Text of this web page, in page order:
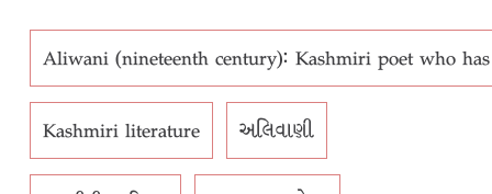
Aliwani (nineteenth century): Kashmiri poet who
Kashmiri literature અલિવાણી